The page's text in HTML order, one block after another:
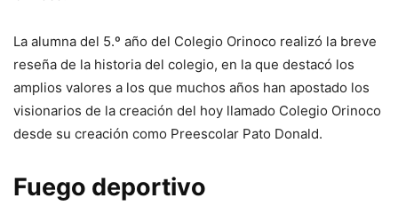
La alumna del 5.º año del Colegio Orinoco realizó la breve
reseña de la historia del colegio, en la que destacó los
amplios valores a los que muchos años han apostado los
visionarios de la creación del hoy llamado Colegio Orinoco
desde su creación como Preescolar Pato Donald.
Fuego deportivo